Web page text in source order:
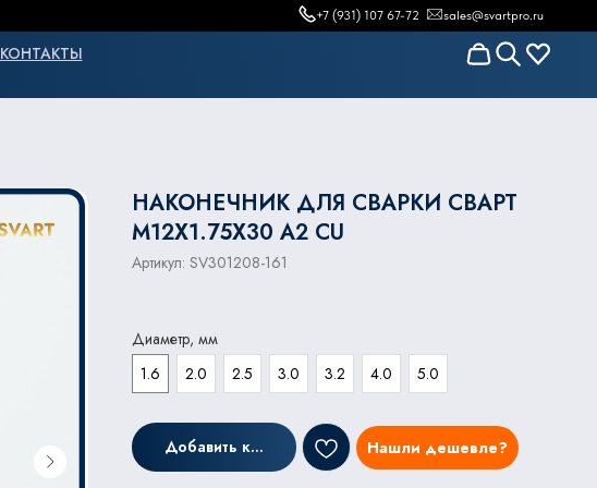
+7 (931) 107 67-72 sales@svartpro.ru
КОНТАКТЫ
НАКОНЕЧНИК ДЛЯ СВАРКИ СВАРТ
M12Х1.75X30 А2 CU
Артикул: SV301208-161
Диаметр, мм
1.6
2.0 2.5 3.0 3.2 4.0 5.0
Добавить к заказу Нашли дешевле?